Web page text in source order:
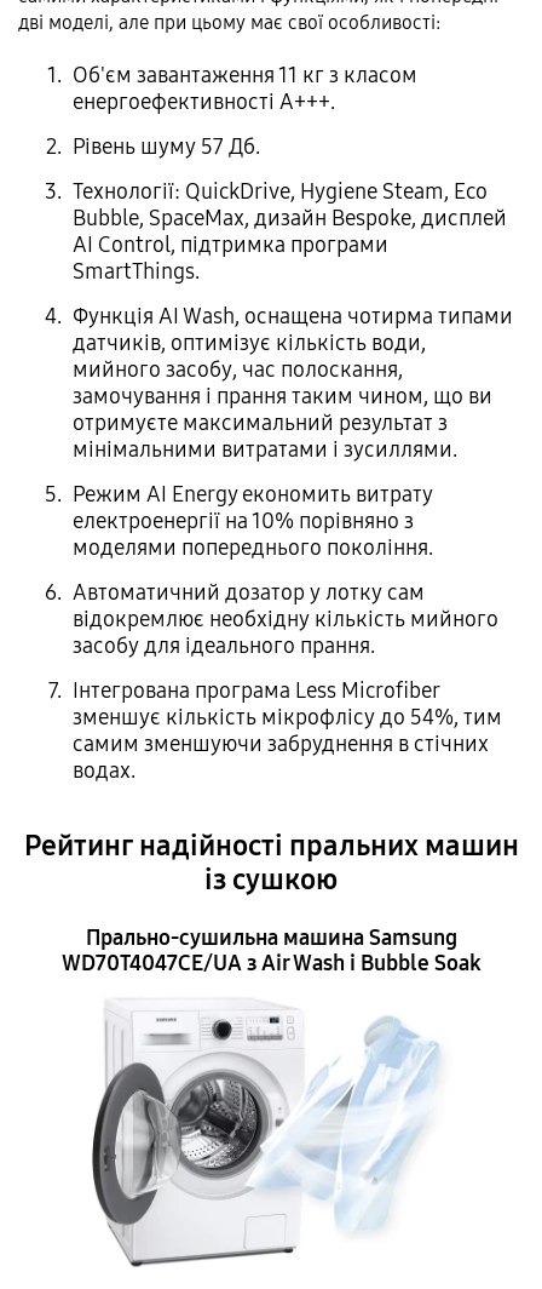
дві моделі, але при цьому має свої особливості:
Об'єм завантаження 11 кг з класом
енергоефективності А+++.
Рівень шуму 57 Дб.
Технології: QuickDrive, Hygiene Steam, Eco
Bubble, SpaceMax, дизайн Bespoke, дисплей
AI Control, підтримка програми
SmartThings.
Функція AI Wash, оснащена чотирма типами
датчиків, оптимізує кількість води,
мийного засобу, час полоскання,
замочування і прання таким чином, що ви
отримуєте максимальний результат з
мінімальними витратами і зусиллями.
Режим AI Energy економить витрату
електроенергії на 10% порівняно з
моделями попереднього покоління.
Автоматичний дозатор у лотку сам
відокремлює необхідну кількість мийного
засобу для ідеального прання.
Інтегрована програма Less Microfiber
зменшує кількість мікрофлісу до 54%, тим
самим зменшуючи забруднення в стічних
водах.
Рейтинг надійності пральних машин
із сушкою
Прально-сушильна машина Samsung
WD70T4047CE/UA з Air Wash і Bubble Soak